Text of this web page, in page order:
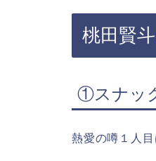
桃田賢
①スナッ
熱愛の噂１人